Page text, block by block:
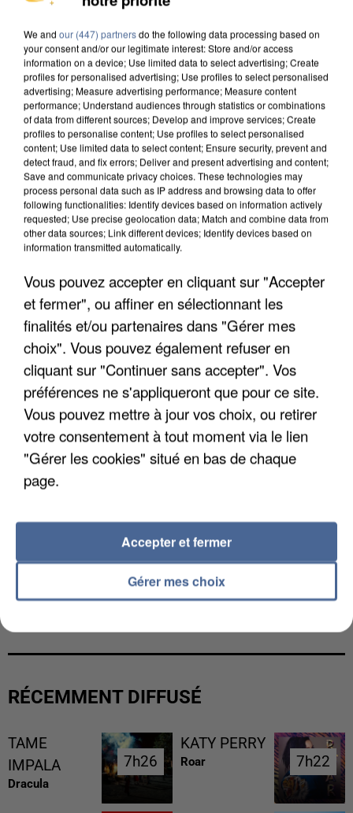
DE FAUNE SAUVAGE SONT...
L’UN DES FONDATEURS SUPPOSÉS DE LA DZ
MAFIA INTERPELLÉ EN ALGÉRIE
UN SECOND CADRE DE LA DZ MAFIA
RÉCEMMENT DIFFUSÉ
TAME
IMPALA
Dracula
7h26
7h26
KATY PERRY
Roar 7h22
7h22
We and our (447) partnersdo the following data processing based on
your consent and/or our legitimate interest: Store and/or access
information on a device; Use limited data to select advertising; Create
profiles for personalised advertising; Use profiles to select personalised
advertising; Measure advertising performance; Measure content
performance; Understand audiences through statistics or combinations
of data from different sources; Develop and improve services; Create
profiles to personalise content; Use profiles to select personalised
content; Use limited data to select content; Ensure security, prevent and
detect fraud, and fix errors; Deliver and present advertising and content;
Save and communicate privacy choices. These technologies may
process personal data such as IP address and browsing data to offer
following functionalities: Identify devices based on information actively
requested; Use precise geolocation data; Match and combine data from
other data sources; Link different devices; Identify devices based on
information transmitted automatically.
Vous pouvez accepter en cliquant sur "Accepter
et fermer", ou affiner en sélectionnant les
finalités et/ou partenaires dans "Gérer mes
choix". Vous pouvez également refuser en
cliquant sur "Continuer sans accepter". Vos
préférences ne s'appliqueront que pour ce site.
Vous pouvez mettre à jour vos choix, ou retirer
votre consentement à tout moment via le lien
"Gérer les cookies" situé en bas de chaque
page.
Gérer mes choix
Accepter et fermer